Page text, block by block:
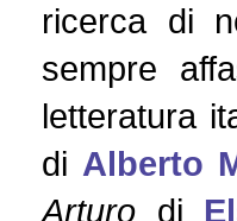
ricerca di
sempre
letteratura
di Alberto
Arturo di